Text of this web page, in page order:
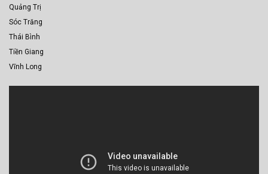
Quảng Trị
Sóc Trăng
Thái Bình
Tiền Giang
Vĩnh Long